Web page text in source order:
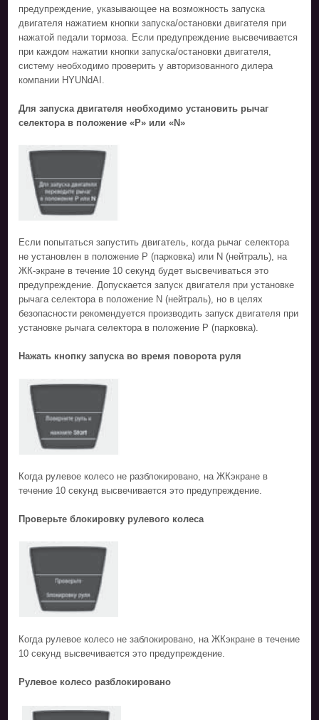
предупреждение, указывающее на возможность запуска
двигателя нажатием кнопки запуска/остановки двигателя при
нажатой педали тормоза. Если предупреждение высвечивается
при каждом нажатии кнопки запуска/остановки двигателя,
систему необходимо проверить у авторизованного дилера
компании HYUNdAI.
Для запуска двигателя необходимо установить рычаг
селектора в положение «P» или «N»
Если попытаться запустить двигатель, когда рычаг селектора
не установлен в положение P (парковка) или N (нейтраль), на
ЖК-экране в течение 10 секунд будет высвечиваться это
предупреждение. Допускается запуск двигателя при установке
рычага селектора в положение N (нейтраль), но в целях
безопасности рекомендуется производить запуск двигателя при
установке рычага селектора в положение P (парковка).
Нажать кнопку запуска во время поворота руля
Когда рулевое колесо не разблокировано, на ЖКэкране в
течение 10 секунд высвечивается это предупреждение.
Проверьте блокировку рулевого колеса
Когда рулевое колесо не заблокировано, на ЖКэкране в течение
10 секунд высвечивается это предупреждение.
Рулевое колесо разблокировано